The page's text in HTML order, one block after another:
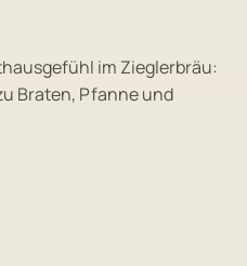
im Zieglerbräu:
Braten, Pfanne und